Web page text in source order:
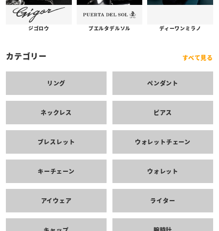
ジゴロウ プエルタデルソル ディーワンミラノ
カテゴリー すべて見る
リング ペンダント
ネックレス ピアス
ブレスレット ウォレットチェーン
キーチェーン ウォレット
アイウェア ライター